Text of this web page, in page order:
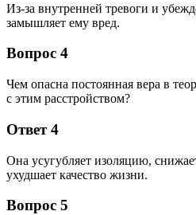
Из-за внутренней тревоги и
замышляет ему вред.
Вопрос 4
Чем опасна постоянная вера в
с этим расстройством?
Ответ 4
Она усугубляет изоляцию,
ухудшает качество жизни.
Вопрос 5